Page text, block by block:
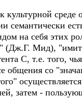
семантически
на себя этих
(Дж.Г. Мид),
С, т.е. того,
общения со
затем -